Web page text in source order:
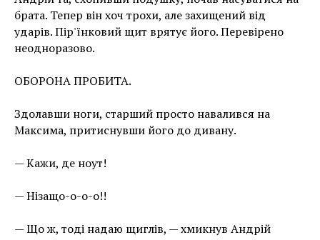
брата. Тепер він хоч трохи, але захищений від
ударів. Пір'їнковий щит врятує його. Перевірено
неодноразово.
ОБОРОНА ПРОБИТА.
Здолавши ноги, старший просто навалився на
Максима, притиснувши його до дивану.
— Кажи, де ноут!
— Нізащо-о-о-о!!
— Що ж, тоді надаю щиглів, — хмикнув Андрій